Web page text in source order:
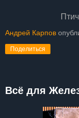
Андрей Карпов
Поделиться
Всё для